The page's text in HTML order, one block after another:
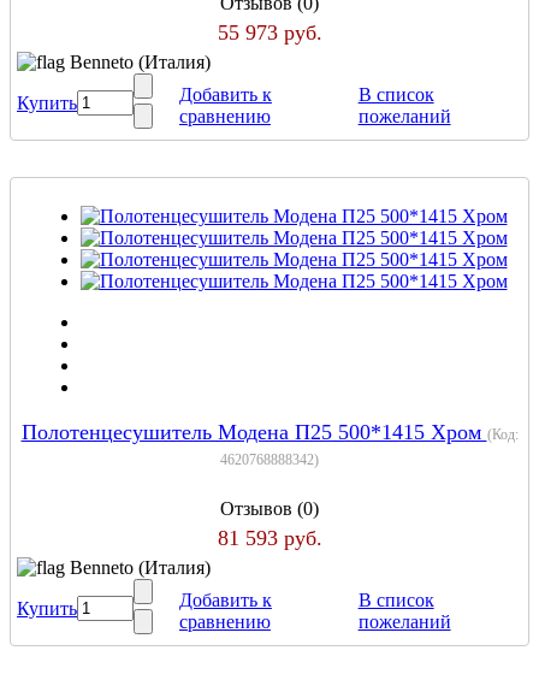
55 973 руб.
Benneto (Италия)
Купить
Добавить к
сравнению
В список
пожеланий
Полотенцесушитель Модена П25 500*1415 Хром (Код:
4620768888342)
Отзывов (0)
81 593 руб.
Benneto (Италия)
Купить
Добавить к
сравнению
В список
пожеланий